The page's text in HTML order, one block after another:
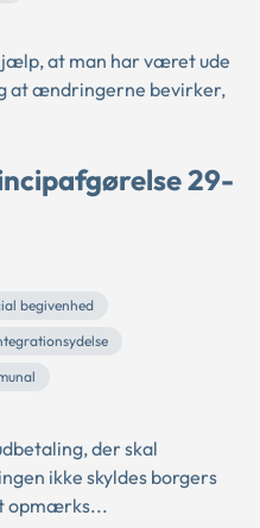
at man har været ude
at ændringerne bevirker,
29-
begivenhed
der skal
ikke skyldes borgers
opmærks...